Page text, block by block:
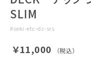
SLIM
#seki-etc-dc-srs
￥11,000 （税込）